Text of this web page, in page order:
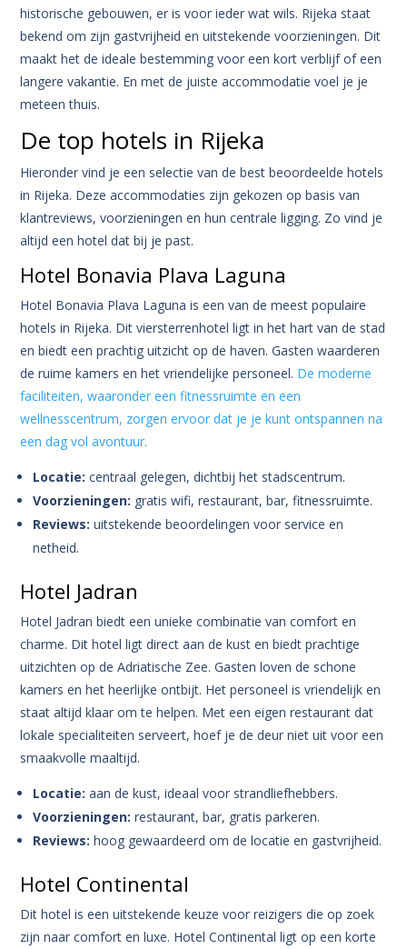
historische gebouwen, er is voor ieder wat wils. Rijeka staat
bekend om zijn gastvrijheid en uitstekende voorzieningen. Dit
maakt het de ideale bestemming voor een kort verblijf of een
langere vakantie. En met de juiste accommodatie voel je je
meteen thuis.
De top hotels in Rijeka
Hieronder vind je een selectie van de best beoordeelde hotels
in Rijeka. Deze accommodaties zijn gekozen op basis van
klantreviews, voorzieningen en hun centrale ligging. Zo vind je
altijd een hotel dat bij je past.
Hotel Bonavia Plava Laguna
Hotel Bonavia Plava Laguna is een van de meest populaire
hotels in Rijeka. Dit viersterrenhotel ligt in het hart van de stad
en biedt een prachtig uitzicht op de haven. Gasten waarderen
de ruime kamers en het vriendelijke personeel. De moderne
faciliteiten, waaronder een fitnessruimte en een
wellnesscentrum, zorgen ervoor dat je je kunt ontspannen na
een dag vol avontuur.
Locatie: centraal gelegen, dichtbij het stadscentrum.
Voorzieningen: gratis wifi, restaurant, bar, fitnessruimte.
Reviews: uitstekende beoordelingen voor service en
netheid.
Hotel Jadran
Hotel Jadran biedt een unieke combinatie van comfort en
charme. Dit hotel ligt direct aan de kust en biedt prachtige
uitzichten op de Adriatische Zee. Gasten loven de schone
kamers en het heerlijke ontbijt. Het personeel is vriendelijk en
staat altijd klaar om te helpen. Met een eigen restaurant dat
lokale specialiteiten serveert, hoef je de deur niet uit voor een
smaakvolle maaltijd.
Locatie: aan de kust, ideaal voor strandliefhebbers.
Voorzieningen: restaurant, bar, gratis parkeren.
Reviews: hoog gewaardeerd om de locatie en gastvrijheid.
Hotel Continental
Dit hotel is een uitstekende keuze voor reizigers die op zoek
zijn naar comfort en luxe. Hotel Continental ligt op een korte